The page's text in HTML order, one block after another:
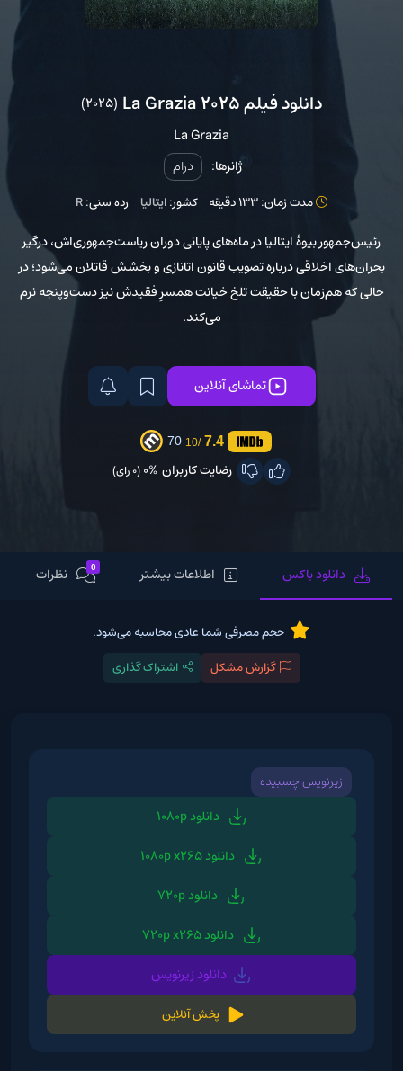
دانلود فیلم La Grazia 2025 (2025)
La Grazia
ژانرها: درام
مدت زمان: 133 دقیقه کشور:ایتالیا رده سنی:R
رئیس‌جمهور بیوهٔ ایتالیا در ماه‌های پایانی دوران ریاست‌جمهوری‌اش، درگیر
بحران‌های اخلاقی درباره تصویب قانون اتانازی و بخشش قاتلان می‌شود؛ در
حالی که هم‌زمان با حقیقت تلخ خیانت همسرِ فقیدش نیز دست‌وپنجه نرم
می‌کند.
تماشای آنلاین
7.4
/10
70
رضایت کاربران 0%(0 رای)
دانلود باکس اطلاعات بیشتر 0 نظرات
حجم مصرفی شما عادی محاسبه می‌شود.
گزارش مشکل
اشتراک گذاری
زیرنویس چسبیده
دانلود 1080p
دانلود 1080p x265
دانلود 720p
دانلود 720p x265
دانلود زیرنویس
پخش آنلاین